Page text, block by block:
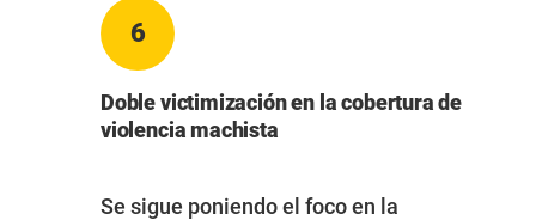
6
Doble victimización en la cobertura de
violencia machista
Se sigue poniendo el foco en la